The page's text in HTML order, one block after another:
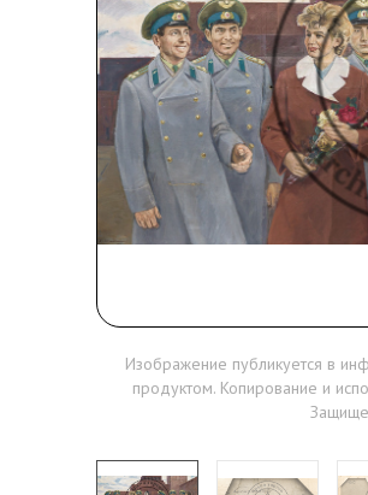
Изображение публикуется в
продуктом. Копирование и